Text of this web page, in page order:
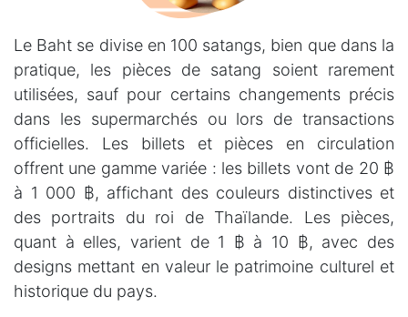
Le Baht se divise en 100 satangs, bien que dans la
pratique, les pièces de satang soient rarement
utilisées, sauf pour certains changements précis
dans les supermarchés ou lors de transactions
officielles. Les billets et pièces en circulation
offrent une gamme variée : les billets vont de 20 ฿
à 1 000 ฿, affichant des couleurs distinctives et
des portraits du roi de Thaïlande. Les pièces,
quant à elles, varient de 1 ฿ à 10 ฿, avec des
designs mettant en valeur le patrimoine culturel et
historique du pays.